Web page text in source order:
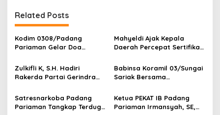
a
s
i
o
Related Posts
Kodim 0308/Padang
Pariaman Gelar Doa
Kodam XX/Tuanku Imam
Bonjol
Mahyeldi Ajak Kepala
Daerah Percepat Sertifikasi
Pusat Ekosistem Halal
Nasional
‎Zulkifli K, S.H. Hadiri
Rakerda Partai Gerindra
Aspirasi dan Program Kerja
Fraksi DPRD Padang
Babinsa Koramil 03/Sungai
Sariak Bersama
VII Koto Melaksanakan
Seleksi Calon Anggota
Satresnarkoba Padang
Pariaman Tangkap Terduga
Ketua PEKAT IB Padang
Pariaman Irmansyah, SE,